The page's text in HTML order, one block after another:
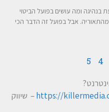
בנהיגה ומה עושים בפועל הביטוי
אבל בפועל זה הדבר הכי
4
5
https://– שיווק